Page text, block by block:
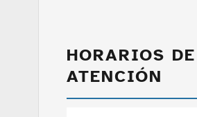
HORARIOS DE
ATENCIÓN